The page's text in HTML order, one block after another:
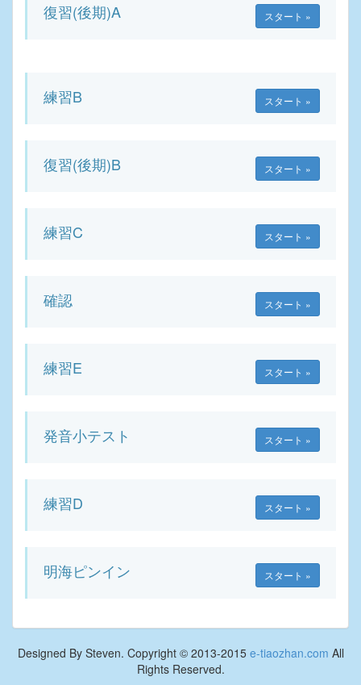
復習(後期)A スタート »
練習B スタート »
復習(後期)B スタート »
練習C スタート »
確認 スタート »
練習E スタート »
発音小テスト スタート »
練習D スタート »
明海ピンイン スタート »
Designed By Steven. Copyright © 2013-2015 e-tiaozhan.com All
Rights Reserved.